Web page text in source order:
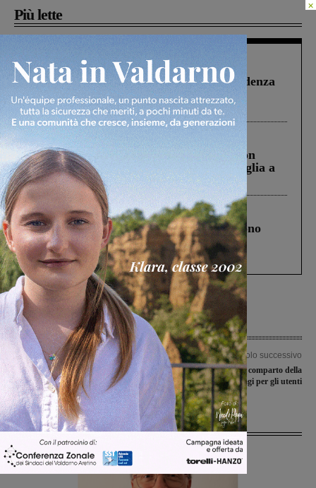
Più lette
Figline Incisa Valdarno 1 Agosto 2026
Piscina di Figline finanziata oltre la scadenza
Pnrr, il gruppo di Fratelli d’Italia: “Un
ringraziamento al Governo”
Cronaca 3 Agosto 2026
Scomparso da una struttura di Castiglion
Fiorentino l’uomo che aveva ucciso la figlia a
Levane nel 2020
Cronaca 4 Agosto 2026
Un anno fa la strage in A1 in cui morirono
Gianni, Giulia e Franco. Lo schianto, il
processo, lo stop ai sorpassi fra tir....
Articolo precedente
Gli studenti della primaria impegnati
in ‘Puliamo il Mondo’
Articolo successivo
Venerdì sciopero nel comparto della
sanità: possibili disagi per gli utenti
Ultime Notizie
×